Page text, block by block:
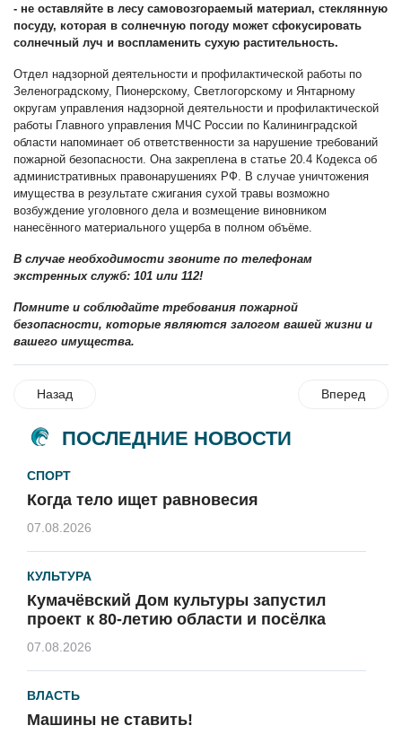
- не оставляйте в лесу самовозгораемый материал, стеклянную
посуду, которая в солнечную погоду может сфокусировать
солнечный луч и воспламенить сухую растительность.
Отдел надзорной деятельности и профилактической работы по
Зеленоградскому, Пионерскому, Светлогорскому и Янтарному
округам управления надзорной деятельности и профилактической
работы Главного управления МЧС России по Калининградской
области напоминает об ответственности за нарушение требований
пожарной безопасности. Она закреплена в статье 20.4 Кодекса об
административных правонарушениях РФ. В случае уничтожения
имущества в результате сжигания сухой травы возможно
возбуждение уголовного дела и возмещение виновником
нанесённого материального ущерба в полном объёме.
В случае необходимости звоните по телефонам
экстренных служб: 101 или 112!
Помните и соблюдайте требования пожарной
безопасности, которые являются залогом вашей жизни и
вашего имущества.
Назад Вперед
ПОСЛЕДНИЕ НОВОСТИ
СПОРТ
Когда тело ищет равновесия
07.08.2026
КУЛЬТУРА
Кумачёвский Дом культуры запустил
проект к 80-летию области и посёлка
07.08.2026
ВЛАСТЬ
Машины не ставить!